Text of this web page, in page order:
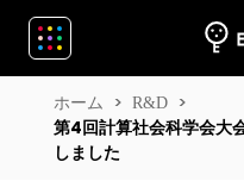
ホーム R&D
第4回計算社会科学会大
しました